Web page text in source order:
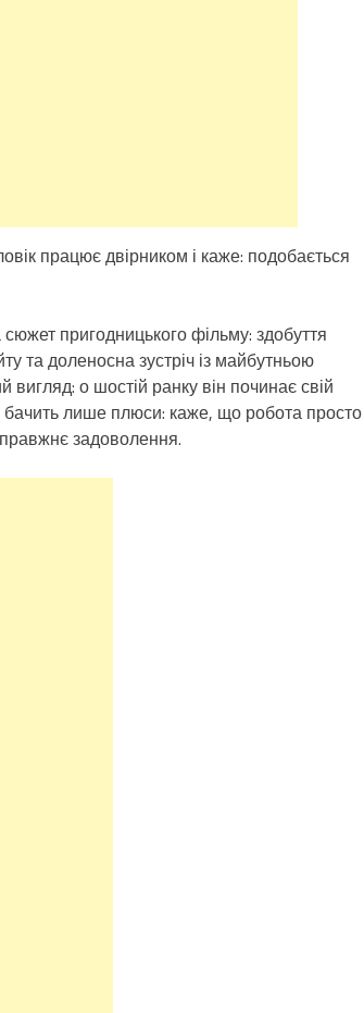
працює двірником і каже: подобається
пригодницького фільму: здобуття
та доленосна зустріч із майбутньою
о шостій ранку він починає свій
бачить лише плюси: каже, що робота просто
задоволення.